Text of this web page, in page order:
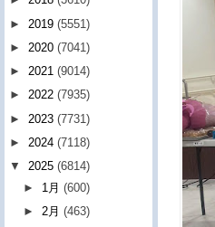
► 2019 (5551)
► 2020 (7041)
► 2021 (9014)
► 2022 (7935)
► 2023 (7731)
► 2024 (7118)
▼ 2025 (6814)
► 1月(600)
►2月(463)